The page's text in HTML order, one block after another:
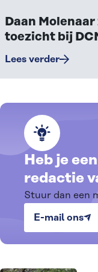
Daan
toezicht bij
Lees verder
Heb je
redactie
Stuur dan een
E-mail ons